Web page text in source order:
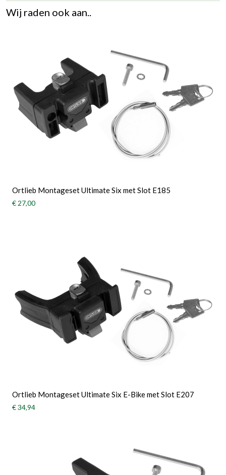
Wij raden ook aan..
Ortlieb Montageset Ultimate Six met Slot E185
€ 27,00
Ortlieb Montageset Ultimate Six E-Bike met Slot E207
€ 34,94